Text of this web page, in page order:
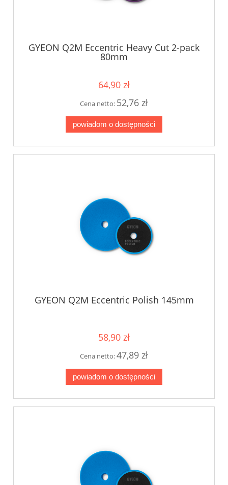
GYEON Q2M Eccentric Heavy Cut 2-pack
80mm
64,90 zł
Cena netto: 52,76 zł
powiadom o dostępności
GYEON Q2M Eccentric Polish 145mm
58,90 zł
Cena netto:47,89 zł
powiadom o dostępności